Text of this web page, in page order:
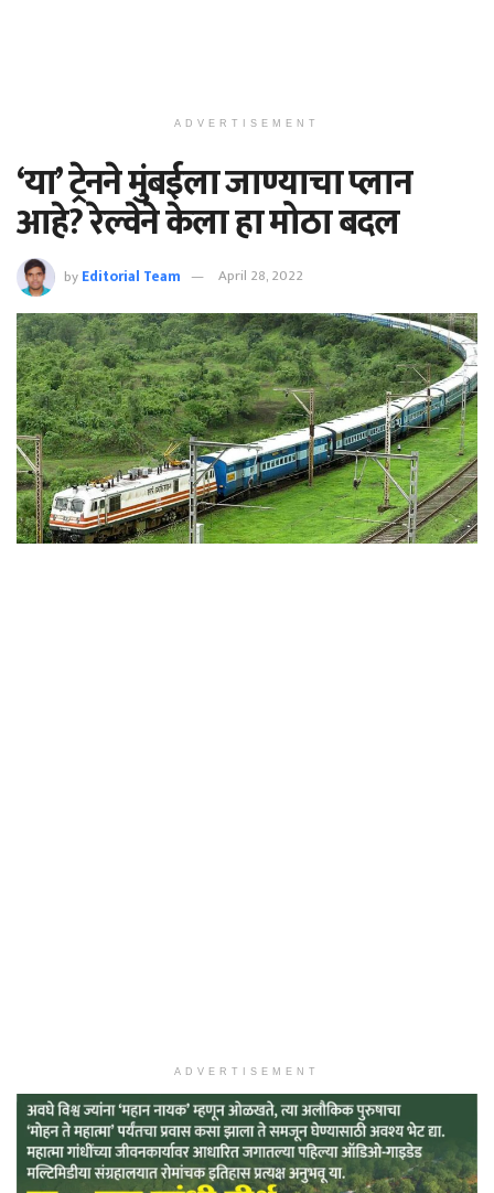
ADVERTISEMENT
‘या’ ट्रेनने मुंबईला जाण्याचा प्लान
आहे? रेल्वेने केला हा मोठा बदल
byEditorial Team April 28, 2022
ADVERTISEMENT